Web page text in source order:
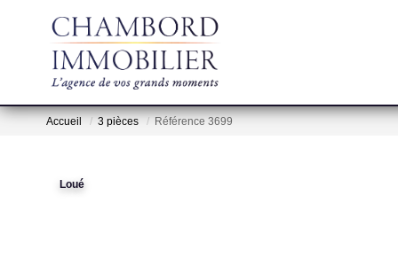
Accueil 3 pièces Référence 3699
Loué